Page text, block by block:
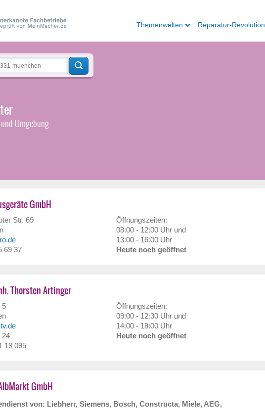
Themenwelten Reparatur-Revolution
Umgebung
GmbH
Str. 69
69 37
Öffnungszeiten:
08:00 - 12:00 Uhr und
13:00 - 16:00 Uhr
Heute noch geöffnet
Thorsten Artinger
5
24
19 095
Öffnungszeiten:
09:00 - 12:30 Uhr und
14:00 - 18:00 Uhr
Heute noch geöffnet
GmbH
von: Liebherr, Siemens, Bosch, Constructa, Miele, AEG,